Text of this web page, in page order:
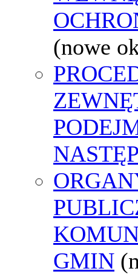
(nowe
GMIN